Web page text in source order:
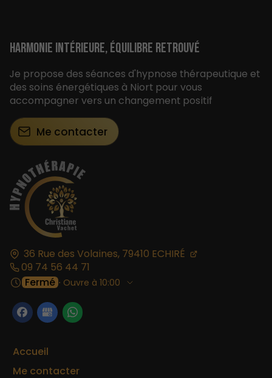
36 Rue des Volaines, 79410 ECHIRÉ
09 74 56 44 71
Fermé ⋅ Ouvre à 10:00
Accueil
Me contacter
HARMONIE INTÉRIEURE, ÉQUILIBRE RETROUVÉ
Je propose des séances d'hypnose thérapeutique et
des soins énergétiques à Niort pour vous
accompagner vers un changement positif
Me contacter